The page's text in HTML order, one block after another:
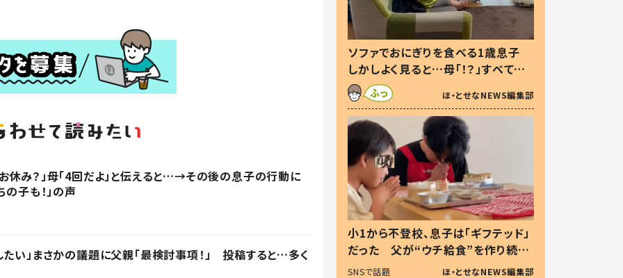
休み？」母「4回だよ」と伝えると…→その後の息子の行動に
の子も！」の声
い」まさかの議題に父親「最検討事項！」 投稿すると…多く
ソファでおにぎりを食べる1歳息子
しかしよく見ると…母「！？」すべてを
察した母の投稿に「可愛いから許
す！」「現行犯〜」
ほ・とせなNEWS編集部
小1から不登校、息子は「ギフテッド」
だった 父が“ウチ給食”を作り続け
る理由とは #令和の親 #令和の子
SNSで話題 ほ・とせなNEWS編集部